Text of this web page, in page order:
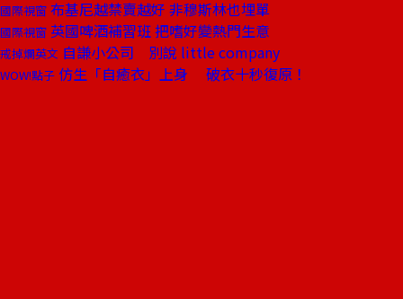
國際視窗 布基尼越禁賣越好 非穆斯林也埋單
國際視窗 英國啤酒補習班 把嗜好變熱門生意
戒掉爛英文 自謙小公司 別說 little company
WOW!點子 仿生「自癒衣」上身 破衣十秒復原！